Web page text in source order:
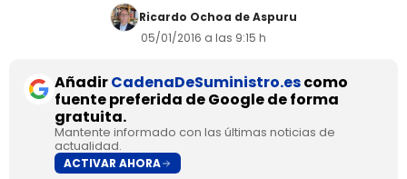
Ricardo Ochoa de Aspuru
05/01/2016 a las 9:15 h
AñadirCadenaDeSuministro.escomo
fuente preferida de Google de forma
gratuita.
Mantente informado con las últimas noticias de
actualidad.
ACTIVAR AHORA